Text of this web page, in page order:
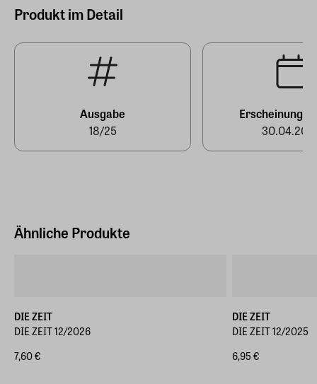
Deutschland (EU)
E-Mail-Adresse
Produkt im Detail
Ausgabe
18/25
Ähnliche Produkte
DIE ZEIT
DIE ZEIT 12/2026
7,60 €
DIE ZEIT
DIE ZEIT 12/2025
6,95 €